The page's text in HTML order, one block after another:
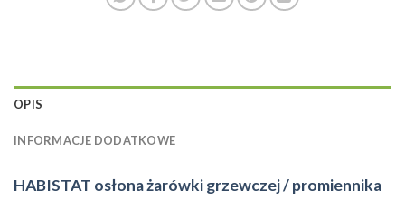
OPIS
INFORMACJE DODATKOWE
HABISTAT osłona żarówki grzewczej / promiennika